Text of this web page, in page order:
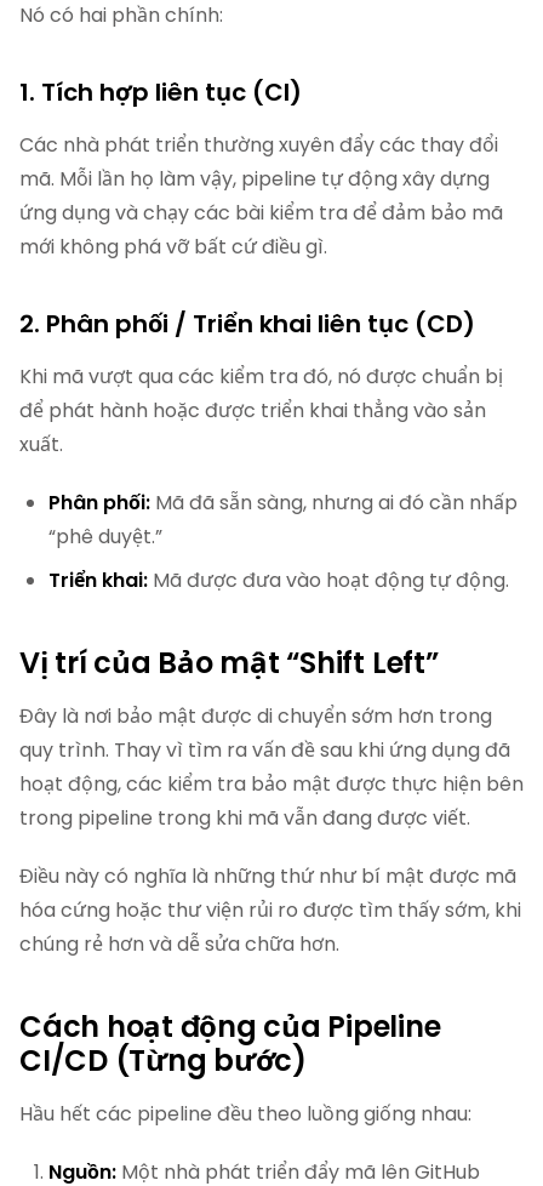
Nó có hai phần chính:
1. Tích hợp liên tục (CI)
Các nhà phát triển thường xuyên đẩy các thay đổi
mã. Mỗi lần họ làm vậy, pipeline tự động xây dựng
ứng dụng và chạy các bài kiểm tra để đảm bảo mã
mới không phá vỡ bất cứ điều gì.
2. Phân phối / Triển khai liên tục (CD)
Khi mã vượt qua các kiểm tra đó, nó được chuẩn bị
để phát hành hoặc được triển khai thẳng vào sản
xuất.
Phân phối: Mã đã sẵn sàng, nhưng ai đó cần nhấp
“phê duyệt.”
Triển khai: Mã được đưa vào hoạt động tự động.
Vị trí của Bảo mật “Shift Left”
Đây là nơi bảo mật được di chuyển sớm hơn trong
quy trình. Thay vì tìm ra vấn đề sau khi ứng dụng đã
hoạt động, các kiểm tra bảo mật được thực hiện bên
trong pipeline trong khi mã vẫn đang được viết.
Điều này có nghĩa là những thứ như bí mật được mã
hóa cứng hoặc thư viện rủi ro được tìm thấy sớm, khi
chúng rẻ hơn và dễ sửa chữa hơn.
Cách hoạt động của Pipeline
CI/CD (Từng bước)
Hầu hết các pipeline đều theo luồng giống nhau:
Nguồn: Một nhà phát triển đẩy mã lên GitHub